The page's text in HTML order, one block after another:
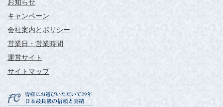
お知らせ
キャンペーン
会社案内とポリシー
営業日・営業時間
運営サイト
サイトマップ